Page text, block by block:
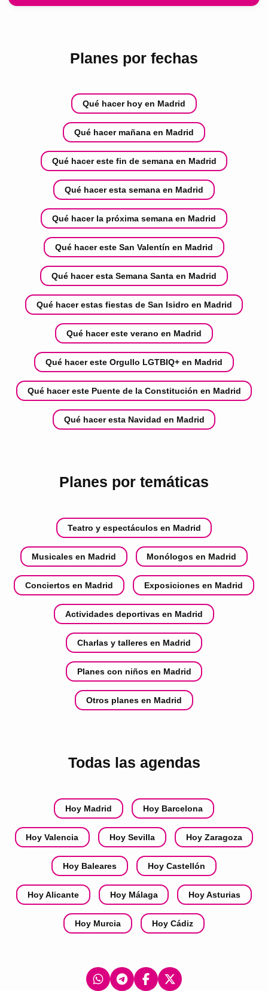
Planes por fechas
Qué hacer hoy en Madrid
Qué hacer mañana en Madrid
Qué hacer este fin de semana en Madrid
Qué hacer esta semana en Madrid
Qué hacer la próxima semana en Madrid
Qué hacer este San Valentín en Madrid
Qué hacer esta Semana Santa en Madrid
Qué hacer estas fiestas de San Isidro en Madrid
Qué hacer este verano en Madrid
Qué hacer este Orgullo LGTBIQ+ en Madrid
Qué hacer este Puente de la Constitución en Madrid
Qué hacer esta Navidad en Madrid
Planes por temáticas
Teatro y espectáculos en Madrid
Musicales en Madrid Monólogos en Madrid
Conciertos en Madrid Exposiciones en Madrid
Actividades deportivas en Madrid
Charlas y talleres en Madrid
Planes con niños en Madrid
Otros planes en Madrid
Todas las agendas
Hoy Madrid Hoy Barcelona
Hoy Valencia Hoy Sevilla Hoy Zaragoza
Hoy Baleares Hoy Castellón
Hoy Alicante Hoy Málaga Hoy Asturias
Hoy Murcia Hoy Cádiz